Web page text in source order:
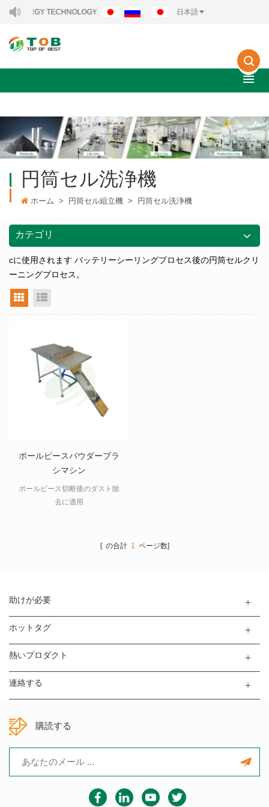
ENERGY TECHNOLOGY CO., LTD.. 日本語
円筒セル洗浄機
ホーム > 円筒セル組立機 > 円筒セル洗浄機
カテゴリ
cに使用されます バッテリーシーリングプロセス後の円筒セルクリ
ーニングプロセス。
グリッドビュー
ポールピースパウダーブラ
シマシン
ポールピース切断後のダスト除
去に適用
[ の合計 1 ページ数]
助けが必要
ホットタグ
熱いプロダクト
連絡する
購読する